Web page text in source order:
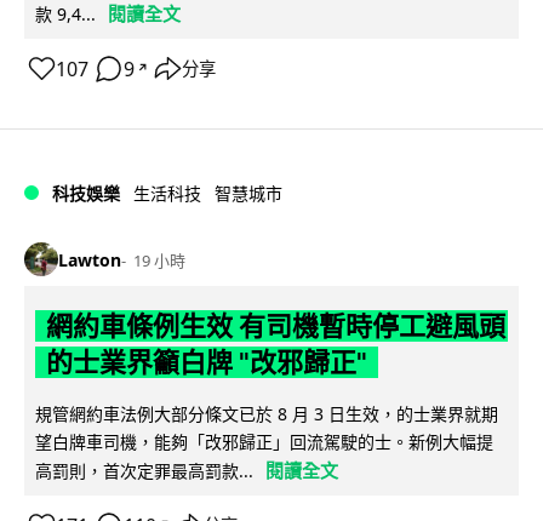
款 9,4...
閱讀全文
107 9 ↗ 分享
科技娛樂 生活科技 智慧城市
Lawton 19 小時
網約車條例生效 有司機暫時停工避風頭
的士業界籲白牌 "改邪歸正"
規管網約車法例大部分條文已於 8 月 3 日生效，的士業界就期
望白牌車司機，能夠「改邪歸正」回流駕駛的士。新例大幅提
高罰則，首次定罪最高罰款...
閱讀全文